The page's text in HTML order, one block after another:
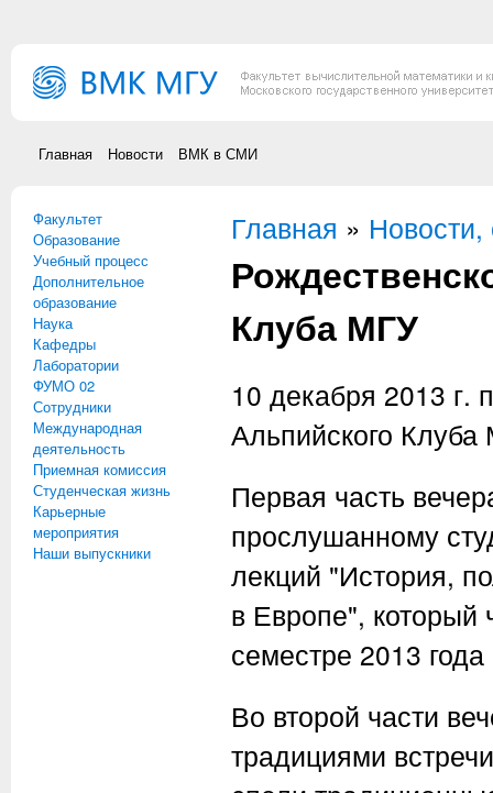
Главная Новости ВМК в СМИ
Факультет
Образование
Учебный процесс
Дополнительное
образование
Наука
Кафедры
Лаборатории
ФУМО 02
Сотрудники
Международная
деятельность
Приемная комиссия
Студенческая жизнь
Карьерные
мероприятия
Наши выпускники
Вы здесь
Главная »
Клуба МГУ
10 декабря 2013 г.
Альпийского
Первая часть
прослушанному
лекций "История,
в Европе", который
семестре 2013 года
Во второй части
традициями